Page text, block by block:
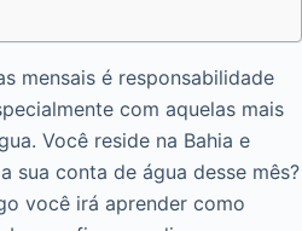
mensais é responsabilidade
com aquelas mais
Você reside na Bahia e
sua conta de água desse mês?
você irá aprender como